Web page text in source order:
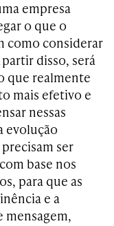
empresa
o que o
como considerar
partir disso, será
que realmente
mais efetivo e
nessas
evolução
ser
base nos
para que as
e a
mensagem,